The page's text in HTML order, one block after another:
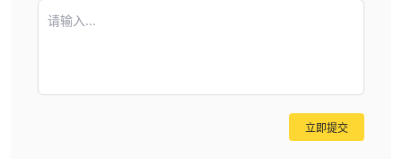
请输入...
立即提交